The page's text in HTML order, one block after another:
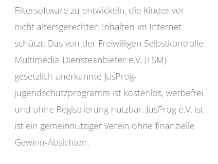
Filtersoftware zu entwickeln, die Kinder vor
nicht altersgerechten Inhalten im Internet
schützt. Das von der Freiwilligen Selbstkontrolle
Multimedia-Diensteanbieter e.V. (FSM)
gesetzlich anerkannte JusProg-
Jugendschutzprogramm ist kostenlos, werbefrei
und ohne Registrierung nutzbar. JusProg e.V. ist
ist ein gemeinnütziger Verein ohne finanzielle
Gewinn-Absichten.